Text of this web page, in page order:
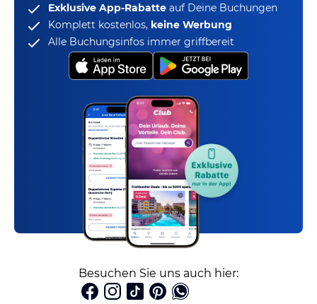
Exklusive App-Rabatte auf Deine Buchungen
Komplett kostenlos, keine Werbung
Alle Buchungsinfos immer griffbereit
Besuchen Sie uns auch hier: